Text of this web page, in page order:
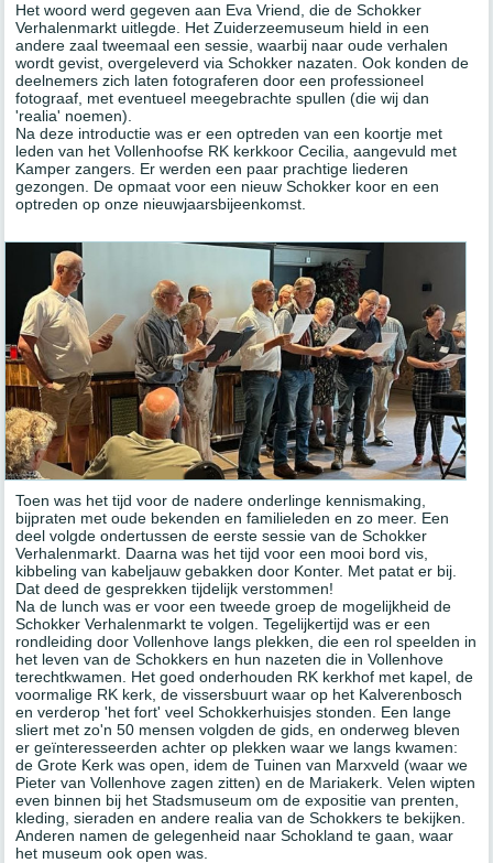
Het woord werd gegeven aan Eva Vriend, die de Schokker
Verhalenmarkt uitlegde. Het Zuiderzeemuseum hield in een
andere zaal tweemaal een sessie, waarbij naar oude verhalen
wordt gevist, overgeleverd via Schokker nazaten. Ook konden de
deelnemers zich laten fotograferen door een professioneel
fotograaf, met eventueel meegebrachte spullen (die wij dan
'realia' noemen).
Na deze introductie was er een optreden van een koortje met
leden van het Vollenhoofse RK kerkkoor Cecilia, aangevuld met
Kamper zangers. Er werden een paar prachtige liederen
gezongen. De opmaat voor een nieuw Schokker koor en een
optreden op onze nieuwjaarsbijeenkomst.
Toen was het tijd voor de nadere onderlinge kennismaking,
bijpraten met oude bekenden en familieleden en zo meer. Een
deel volgde ondertussen de eerste sessie van de Schokker
Verhalenmarkt. Daarna was het tijd voor een mooi bord vis,
kibbeling van kabeljauw gebakken door Konter. Met patat er bij.
Dat deed de gesprekken tijdelijk verstommen!
Na de lunch was er voor een tweede groep de mogelijkheid de
Schokker Verhalenmarkt te volgen. Tegelijkertijd was er een
rondleiding door Vollenhove langs plekken, die een rol speelden in
het leven van de Schokkers en hun nazeten die in Vollenhove
terechtkwamen. Het goed onderhouden RK kerkhof met kapel, de
voormalige RK kerk, de vissersbuurt waar op het Kalverenbosch
en verderop 'het fort' veel Schokkerhuisjes stonden. Een lange
sliert met zo'n 50 mensen volgden de gids, en onderweg bleven
er geïnteresseerden achter op plekken waar we langs kwamen:
de Grote Kerk was open, idem de Tuinen van Marxveld (waar we
Pieter van Vollenhove zagen zitten) en de Mariakerk. Velen wipten
even binnen bij het Stadsmuseum om de expositie van prenten,
kleding, sieraden en andere realia van de Schokkers te bekijken.
Anderen namen de gelegenheid naar Schokland te gaan, waar
het museum ook open was.